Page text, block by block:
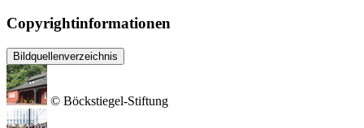
Copyrightinformationen
Bildquellenverzeichnis
© Böckstiegel-Stiftung